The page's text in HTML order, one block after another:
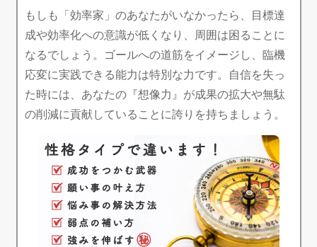
もしも「効率家」のあなたがいなかったら、目標達
成や効率化への意識が低くなり、周囲は困ることに
なるでしょう。ゴールへの道筋をイメージし、臨機
応変に実践できる能力は特別な力です。自信を失っ
た時には、あなたの『想像力』が成果の拡大や無駄
の削減に貢献していることに誇りを持ちましょう。